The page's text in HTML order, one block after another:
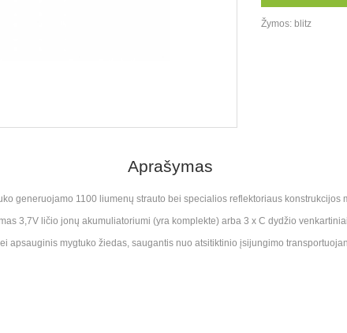
Žymos: blitz
Aprašymas
generuojamo 1100 liumenų strauto bei specialios reflektoriaus
3,7V ličio jonų akumuliatoriumi (yra komplekte) arba 3 x C dydžio
apsauginis mygtuko žiedas, saugantis nuo atsitiktinio įsijungimo